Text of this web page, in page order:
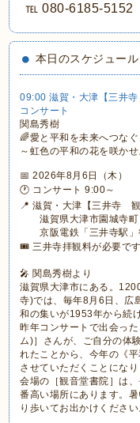
℡ 080-6185-5152
本日のスケジュール
09:00 滋賀・大津【三井
コンサート
関島秀樹
🌈愛と平和を未来へつなぐ
～虹色の平和の花を咲かせ
📅 2026年8月6日（木）
🕐 コンサート 9:00～
📍 滋賀・大津【三井寺 観
滋賀県大津市園城寺町
京阪電鉄「三井寺駅」
🎟 三井寺拝観料が必要です
🎤 関島秀樹より
滋賀県大津市にある。
寺)では、毎年8月6日、広
和の集いが1953年から続
昨年コンサートで出会っ
ム)］さんが、ご自分の体
れたことから、今年の《
させていただくことになり
会場の［観音堂書院］は
番高い場所にあります。
り歩いてお出かけください